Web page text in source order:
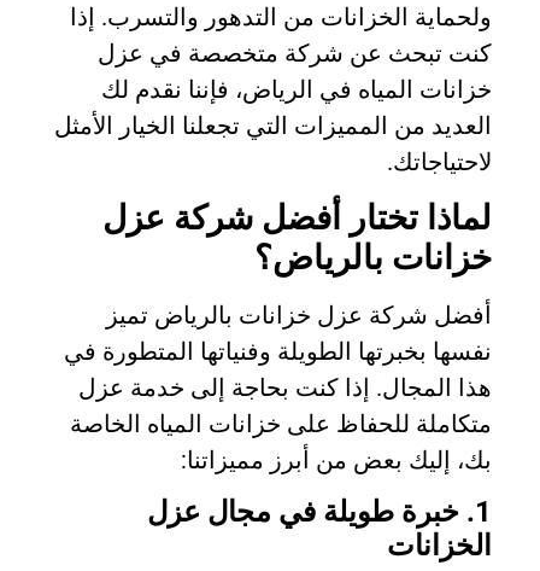
ولحماية الخزانات من التدهور والتسرب. إذا
كنت تبحث عن شركة متخصصة في عزل
خزانات المياه في الرياض، فإننا نقدم لك
العديد من المميزات التي تجعلنا الخيار الأمثل
لاحتياجاتك.
لماذا تختار أفضل شركة عزل
خزانات بالرياض؟
أفضل شركة عزل خزانات بالرياض تميز
نفسها بخبرتها الطويلة وفنياتها المتطورة في
هذا المجال. إذا كنت بحاجة إلى خدمة عزل
متكاملة للحفاظ على خزانات المياه الخاصة
بك، إليك بعض من أبرز مميزاتنا:
1. خبرة طويلة في مجال عزل
الخزانات